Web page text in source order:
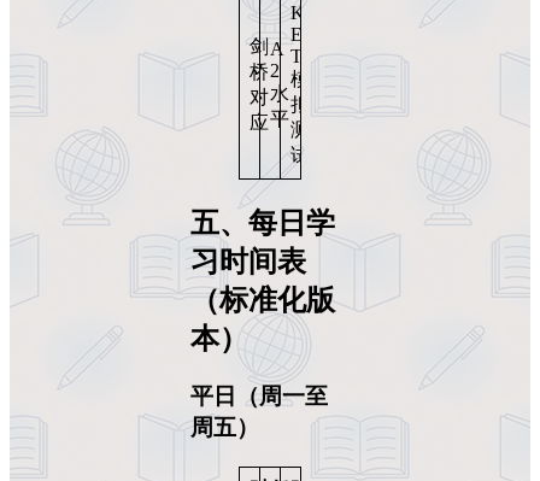
剑
桥
对
应
A
2
水
平
K
E
T
模
拟
测
试
五、每日学
习时间表
（标准化版
本）
平日（周一至
周五）